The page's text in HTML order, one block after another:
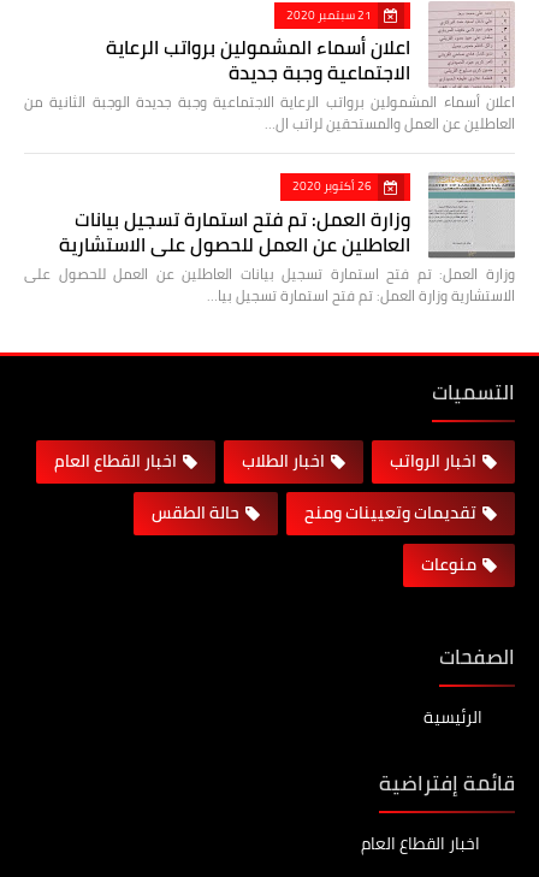
21 سبتمبر 2020
اعلان أسماء المشمولين برواتب الرعاية
الاجتماعية وجبة جديدة
اعلان أسماء المشمولين برواتب الرعاية الاجتماعية وجبة جديدة الوجبة الثانية من
العاطلين عن العمل والمستحقين لراتب ال…
26 أكتوبر 2020
وزارة العمل: تم فتح استمارة تسجيل بيانات
العاطلين عن العمل للحصول على الاستشارية
وزارة العمل: تم فتح استمارة تسجيل بيانات العاطلين عن العمل للحصول على
الاستشارية وزارة العمل: تم فتح استمارة تسجيل بيا…
التسميات
اخبار الرواتب اخبار الطلاب
اخبار القطاع العام
تقديمات وتعيينات ومنح
حالة الطقس
منوعات
الصفحات
الرئيسية
قائمة إفتراضية
اخبار القطاع العام